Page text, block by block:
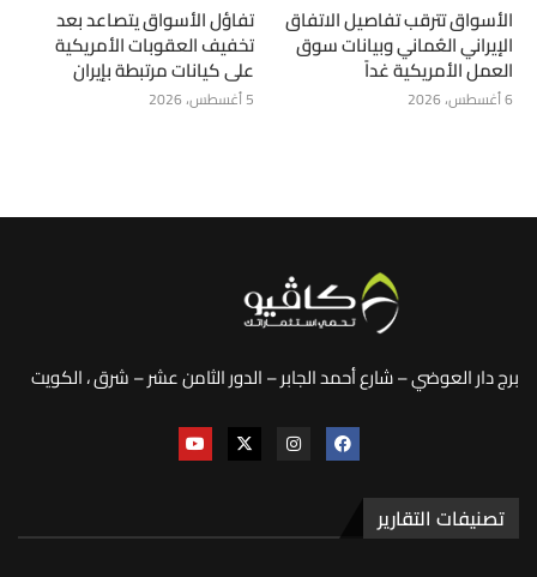
الأسواق تترقب تفاصيل الاتفاق
الإيراني العُماني وبيانات سوق
العمل الأمريكية غداً
6 أغسطس، 2026
تفاؤل الأسواق يتصاعد بعد
تخفيف العقوبات الأمريكية
على كيانات مرتبطة بإيران
5 أغسطس، 2026
برج دار العوضي – شارع أحمد الجابر – الدور الثامن عشر – شرق ، الكويت
تصنيفات التقارير